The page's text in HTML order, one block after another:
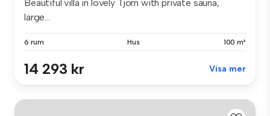
Beautiful villa in lovely Tjörn with private sauna,
large...
6 rum Hus 100 m²
14 293 kr Visa mer